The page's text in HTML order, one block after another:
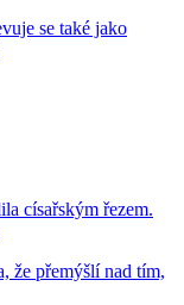
se také jako
císařským řezem.
že přemýšlí nad tím,